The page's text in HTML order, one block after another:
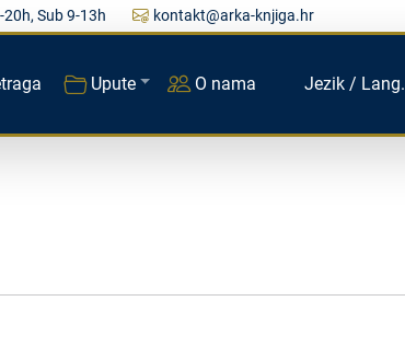
20h, Sub 9-13h kontakt@arka-knjiga.hr
Upute O nama Jezik / Lang.